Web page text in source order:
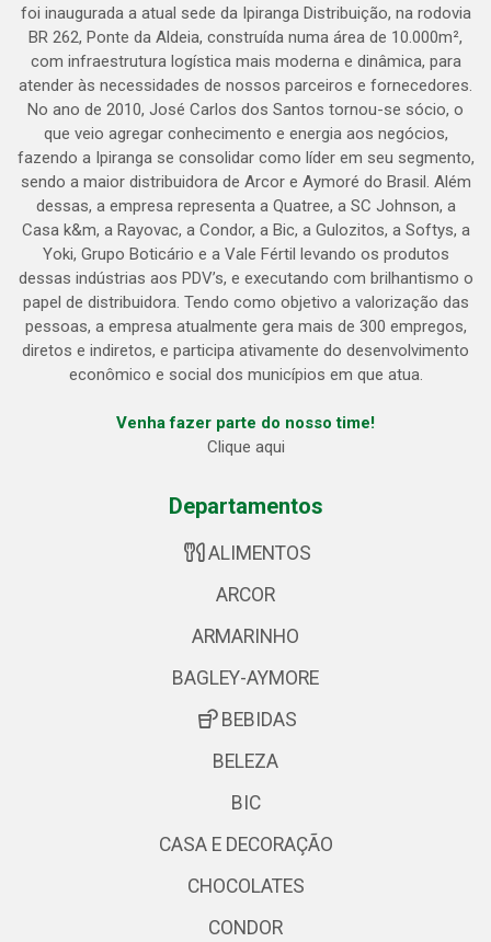
foi inaugurada a atual sede da Ipiranga Distribuição, na rodovia
BR 262, Ponte da Aldeia, construída numa área de 10.000m²,
com infraestrutura logística mais moderna e dinâmica, para
atender às necessidades de nossos parceiros e fornecedores.
No ano de 2010, José Carlos dos Santos tornou-se sócio, o
que veio agregar conhecimento e energia aos negócios,
fazendo a Ipiranga se consolidar como líder em seu segmento,
sendo a maior distribuidora de Arcor e Aymoré do Brasil. Além
dessas, a empresa representa a Quatree, a SC Johnson, a
Casa k&m, a Rayovac, a Condor, a Bic, a Gulozitos, a Softys, a
Yoki, Grupo Boticário e a Vale Fértil levando os produtos
dessas indústrias aos PDV’s, e executando com brilhantismo o
papel de distribuidora. Tendo como objetivo a valorização das
pessoas, a empresa atualmente gera mais de 300 empregos,
diretos e indiretos, e participa ativamente do desenvolvimento
econômico e social dos municípios em que atua.
Venha fazer parte do nosso time!
Clique aqui
Departamentos
ALIMENTOS
ARCOR
ARMARINHO
BAGLEY-AYMORE
BEBIDAS
BELEZA
BIC
CASA E DECORAÇÃO
CHOCOLATES
CONDOR